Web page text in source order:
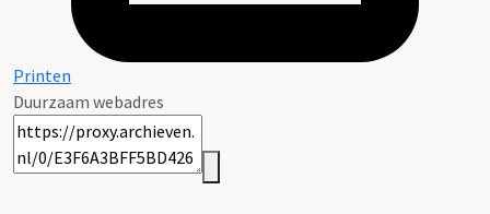
Printen
Duurzaam webadres